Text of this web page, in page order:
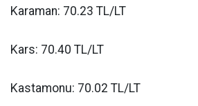
Karaman: 70.23 TL/LT
Kars: 70.40 TL/LT
Kastamonu: 70.02 TL/LT